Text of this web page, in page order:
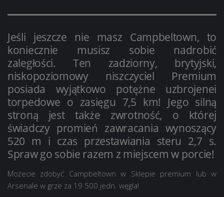
Jeśli jeszcze nie masz Campbeltown, to
koniecznie musisz sobie nadrobić
zaległości. Ten zadziorny, brytyjski,
niskopoziomowy niszczyciel Premium
posiada wyjątkowo potężne uzbrojenei
torpedowe o zasięgu 7,5 km! Jego silną
stroną jest także zwrotność, o której
świadczy promień zawracania wynoszący
520 m i czas przestawiania steru 2,7 s.
Spraw go sobie razem z miejscem w porcie!
Możecie zdobyć Campbeltown w Sklepie premium lub w
Arsenale w grze za 19 500 jedn. węgla!